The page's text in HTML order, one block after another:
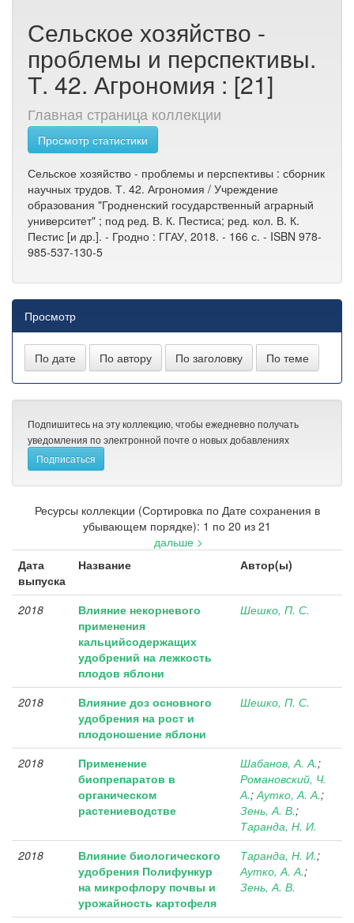
Сельское хозяйство -
проблемы и перспективы.
Т. 42. Агрономия : [21]
Главная страница коллекции
Просмотр статистики
Сельское хозяйство - проблемы и перспективы : сборник
научных трудов. Т. 42. Агрономия / Учреждение
образования "Гродненский государственный аграрный
университет" ; под ред. В. К. Пестиса; ред. кол. В. К.
Пестис [и др.]. - Гродно : ГГАУ, 2018. - 166 с. - ISBN 978-
985-537-130-5
Просмотр
Подпишитесь на эту коллекцию, чтобы ежедневно получать
уведомления по электронной почте о новых добавлениях
Ресурсы коллекции (Сортировка по Дате сохранения в
убывающем порядке): 1 по 20 из 21
дальше >
Дата
выпуска
Название Автор(ы)
2018
Влияние некорневого
применения
кальцийсодержащих
удобрений на лежкость
плодов яблони
Шешко, П. С.
2018
Влияние доз основного
удобрения на рост и
плодоношение яблони
Шешко, П. С.
2018
Применение
биопрепаратов в
органическом
растениеводстве
Шабанов, А. А.;
Романовский, Ч.
А.;Аутко, А. А.;
Зень, А. В.;
Таранда, Н. И.
2018
Влияние биологического
удобрения Полифункур
на микрофлору почвы и
урожайность картофеля
Таранда, Н. И.;
Аутко, А. А.;
Зень, А. В.